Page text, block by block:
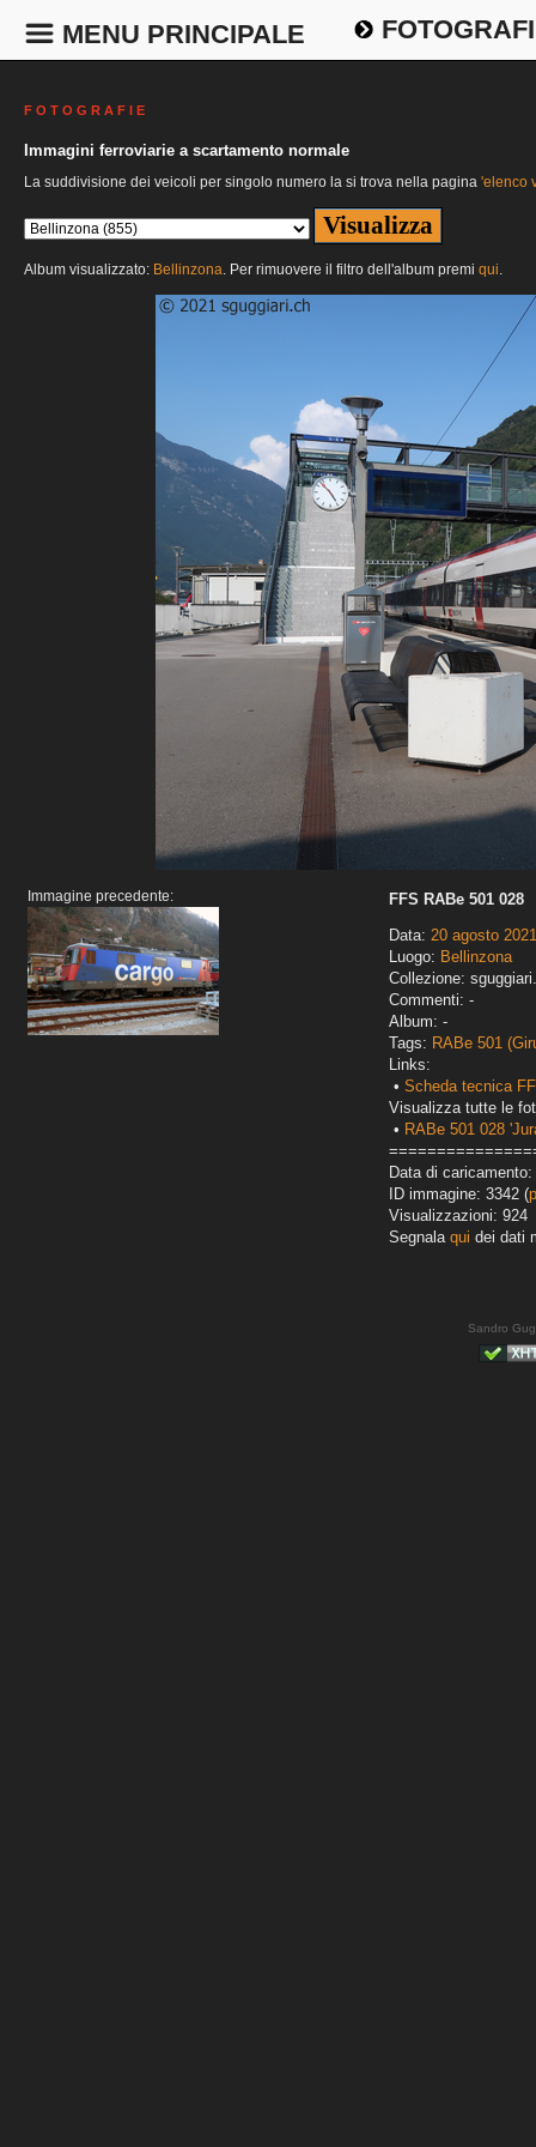
MENU PRINCIPALE
F O T O G R A F I E
Immagini ferroviarie a scartamento normale
La suddivisione dei veicoli per singolo numero la si trova nella pagina 'elenco
Album visualizzato: Bellinzona. Per rimuovere il filtro dell'album premi qui.
Immagine precedente:
FFS RABe 501 028
Data: 20 agosto 2021
Luogo: Bellinzona
Collezione:
Commenti: -
Album: -
Tags: RABe 501
Links:
• Scheda tecnica
Visualizza tutte le
• RABe 501 028
Data di
ID immagine: 3342 (
Visualizzazioni: 924
Segnala qui dei dati
Sandro